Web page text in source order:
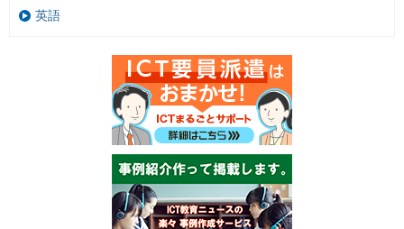
英語